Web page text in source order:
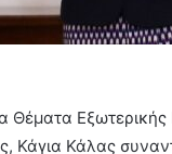
Εξωτερικής
Κάγια Κάλας